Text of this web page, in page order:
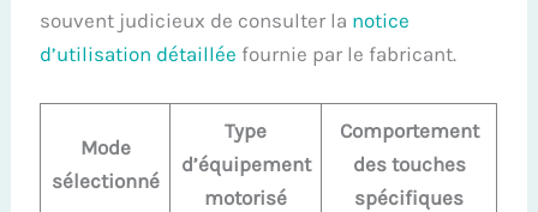
souvent judicieux de consulter la notice
d’utilisation détaillée fournie par le fabricant.
Mode
sélectionné
Type
d’équipement
motorisé
Comportement
des touches
spécifiques